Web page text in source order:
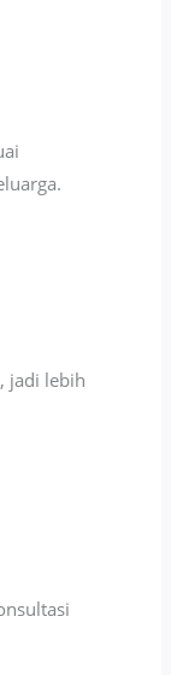
jadi lebih